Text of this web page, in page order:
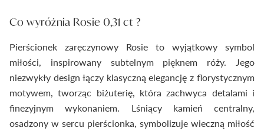
Co wyróżnia Rosie 0,31 ct ?
Pierścionek zaręczynowy Rosie to wyjątkowy symbol
miłości, inspirowany subtelnym pięknem róży. Jego
niezwykły design łączy klasyczną elegancję z florystycznym
motywem, tworząc biżuterię, która zachwyca detalami i
finezyjnym wykonaniem. Lśniący kamień centralny,
osadzony w sercu pierścionka, symbolizuje wieczną miłość